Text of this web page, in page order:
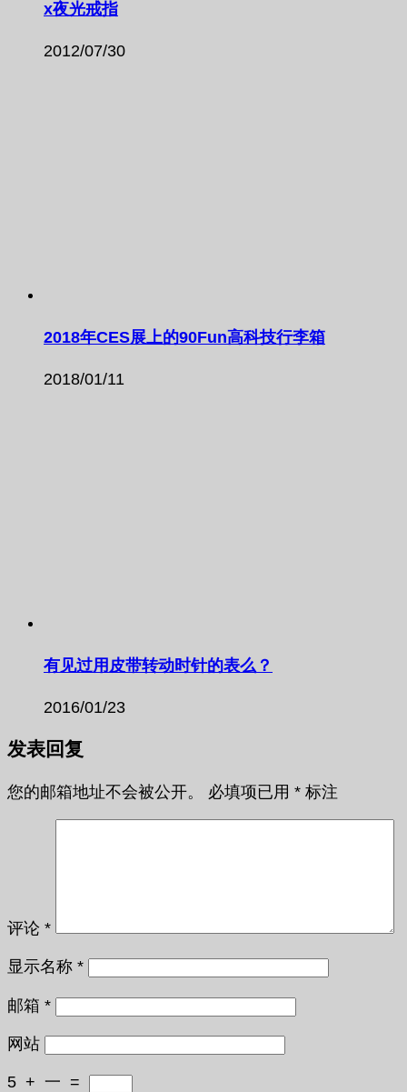
x夜光戒指
2012/07/30
2018年CES展上的90Fun高科技行李箱
2018/01/11
有见过用皮带转动时针的表么？
2016/01/23
发表回复
您的邮箱地址不会被公开。 必填项已用 * 标注
评论 *
显示名称 *
邮箱 *
网站
5 + 一 =